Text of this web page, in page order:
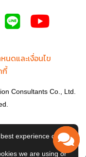
นดและเงื่อนไข
กี้
Consultants Co., Ltd.
experience on
we are using or